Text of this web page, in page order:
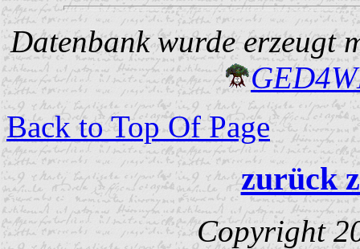
Datenbank wurde erzeugt
Back to Top Of Page
zurück
Copyright